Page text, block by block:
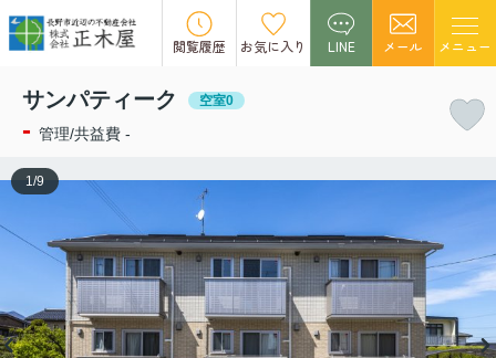
閲覧履歴 お気に入り LINE メール メニュー
この物件の募集は終了しました。
サンパティーク 空室0
- 管理/共益費 -
1/9